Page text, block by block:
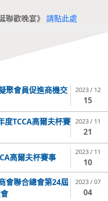
聯歡晚宴》 請點此處
聚會員促進商機交
2023 / 12
15
度TCCA高爾夫杯賽 2023 / 11
21
高爾夫杯賽事
2023 / 11
10
會聯合總會第24屆
2023 / 07
04